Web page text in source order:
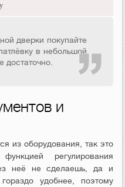
дверки покупайте
в небольшой
достаточно.
и
из оборудования, так это
регулирования
неё не сделаешь, да и
удобнее, поэтому